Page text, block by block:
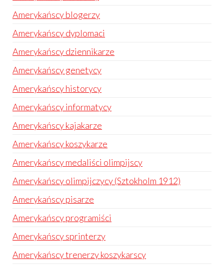
Amerykańscy blogerzy
Amerykańscy dyplomaci
Amerykańscy dziennikarze
Amerykańscy genetycy
Amerykańscy historycy
Amerykańscy informatycy
Amerykańscy kajakarze
Amerykańscy koszykarze
Amerykańscy medaliści olimpijscy
Amerykańscy olimpijczycy (Sztokholm 1912)
Amerykańscy pisarze
Amerykańscy programiści
Amerykańscy sprinterzy
Amerykańscy trenerzy koszykarscy